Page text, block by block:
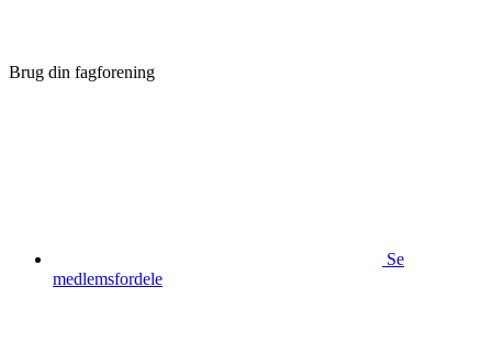
Brug din fagforening
Se
medlemsfordele